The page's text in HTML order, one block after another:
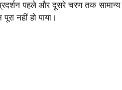
पहले और दूसरे चरण तक सामान्य
नहीं हो पाया।